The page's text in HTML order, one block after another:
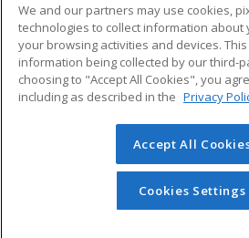
ADDITIONAL
Military
Financial Assistance
Help
© 2026 ed2go, a division of
reserved. The material on this site
redistributed unless you have
permission from Cengage
We and our partners may use cookies,
technologies to collect information about
your browsing activities and devices.
information being collected by our third-
choosing to "Accept All Cookies", you
including as described in the Privacy
Accept All
Cookies Settings